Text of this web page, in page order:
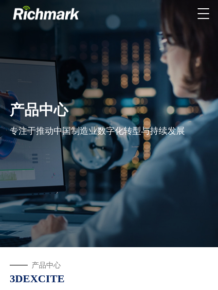
产品中心
专注于推动中国制造业数字化转型与持续发展
产品中心
3DEXCITE